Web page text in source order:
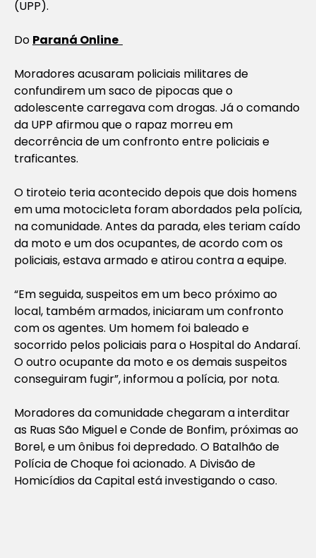
(UPP).
Do Paraná Online
Moradores acusaram policiais militares de
confundirem um saco de pipocas que o
adolescente carregava com drogas. Já o comando
da UPP afirmou que o rapaz morreu em
decorrência de um confronto entre policiais e
traficantes.
O tiroteio teria acontecido depois que dois homens
em uma motocicleta foram abordados pela polícia,
na comunidade. Antes da parada, eles teriam caído
da moto e um dos ocupantes, de acordo com os
policiais, estava armado e atirou contra a equipe.
“Em seguida, suspeitos em um beco próximo ao
local, também armados, iniciaram um confronto
com os agentes. Um homem foi baleado e
socorrido pelos policiais para o Hospital do Andaraí.
O outro ocupante da moto e os demais suspeitos
conseguiram fugir”, informou a polícia, por nota.
Moradores da comunidade chegaram a interditar
as Ruas São Miguel e Conde de Bonfim, próximas ao
Borel, e um ônibus foi depredado. O Batalhão de
Polícia de Choque foi acionado. A Divisão de
Homicídios da Capital está investigando o caso.